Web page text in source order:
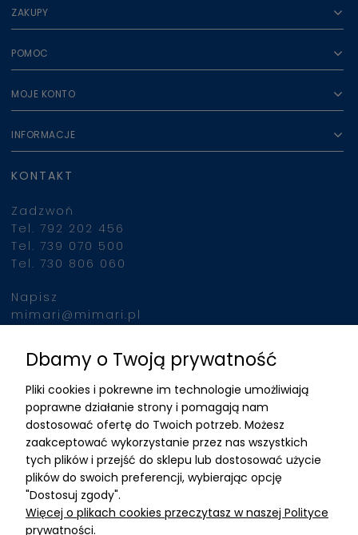
ZAKUPY
POMOC
MOJE KONTO
INFORMACJE
KONTAKT
Zadzwoń
Tel. 792 202 456
Tel. 739 070 500
Tel. 730 806 060
Napisz
mimari@mimari.pl
Znajdziesz nas
ADRES
MIMARI sp z o.o.
ul. Kurkowa 12
50-210 Wrocław
Dane rejestracyjne
NIP:8982325327
Dbamy o Twoją prywatność
Pliki cookies i pokrewne im technologie umożliwiają
poprawne działanie strony i pomagają nam
dostosować ofertę do Twoich potrzeb. Możesz
zaakceptować wykorzystanie przez nas wszystkich
tych plików i przejść do sklepu lub dostosować użycie
plików do swoich preferencji, wybierając opcję
"Dostosuj zgody".
Więcej o plikach cookies przeczytasz w naszej Polityce
prywatności.